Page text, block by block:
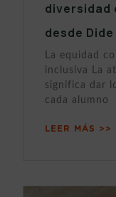
diversidad
desde
La equidad
inclusiva La
significa dar
cada alumno
LEER MÁS >>